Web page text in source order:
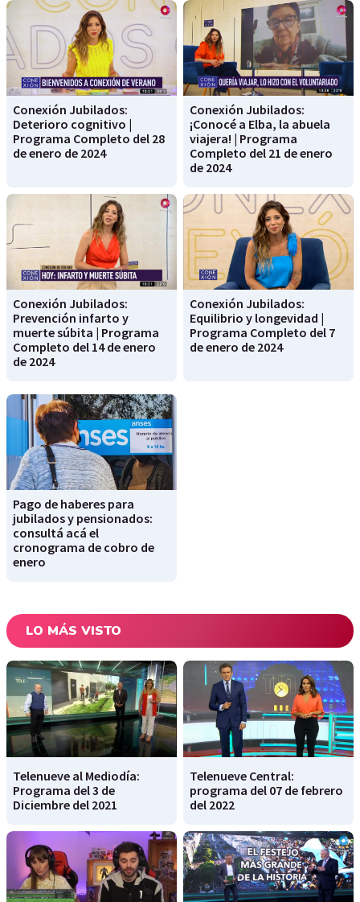
Conexión Jubilados:
Deterioro cognitivo |
Programa Completo del 28
de enero de 2024
Conexión Jubilados:
¡Conocé a Elba, la abuela
viajera! | Programa
Completo del 21 de enero
de 2024
Conexión Jubilados:
Prevención infarto y
muerte súbita | Programa
Completo del 14 de enero
de 2024
Conexión Jubilados:
Equilibrio y longevidad |
Programa Completo del 7
de enero de 2024
Pago de haberes para
jubilados y pensionados:
consultá acá el
cronograma de cobro de
enero
LO MÁS VISTO
Telenueve al Mediodía:
Programa del 3 de
Diciembre del 2021
Telenueve Central:
programa del 07 de febrero
del 2022